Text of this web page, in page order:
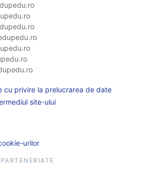
cu privire la prelucrarea de date
site-ului
urilor